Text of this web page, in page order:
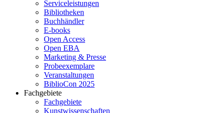
Serviceleistungen
Bibliotheken
Buchhändler
E-books
Open Access
Open EBA
Marketing & Presse
Probeexemplare
Veranstaltungen
BiblioCon 2025
Fachgebiete
Fachgebiete
Kunstwissenschaften